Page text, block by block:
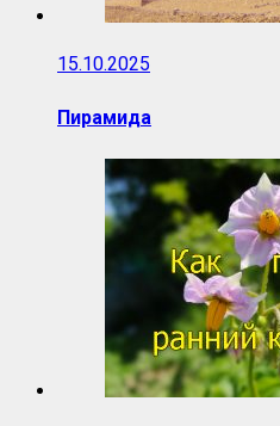
15.10.2025
Пирамида